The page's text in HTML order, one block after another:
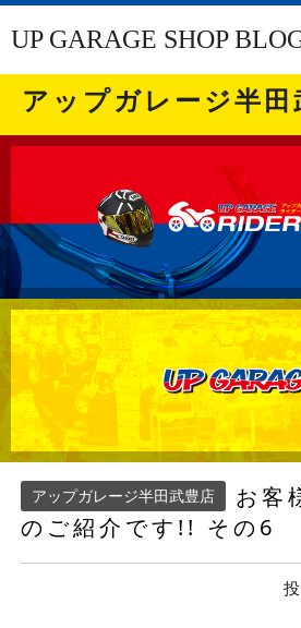
UP GARAGE SHOP
アップガレージ半田
アップガレージ半田武豊店
お客
のご紹介です!! その6